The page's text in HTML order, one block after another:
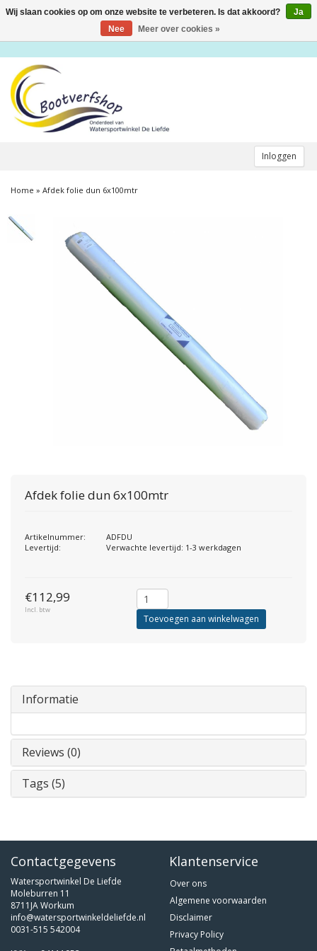
Inloggen
Toggle
Home » Afdek folie dun 6x100mtr
Afdek folie dun 6x100mtr
Artikelnummer:
ADFDU
Levertijd:
Verwachte levertijd: 1-3 werkdagen
€112,99
Incl. btw
Toevoegen aan winkelwagen
Informatie
Reviews (0)
Tags (5)
Contactgegevens
Watersportwinkel De Liefde
Moleburren 11
8711JA Workum
info@watersportwinkeldeliefde.nl
0031-515 542004
Klantenservice
Over ons
Algemene voorwaarden
Disclaimer
Privacy Policy
Wij slaan cookies op om onze website te verbeteren. Is dat akkoord?
Ja
Nee
Meer over cookies »